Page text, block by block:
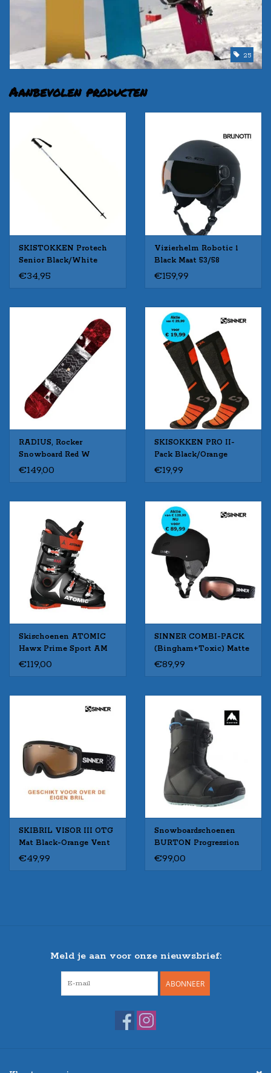
25
Aanbevolen producten
SKISTOKKEN Protech
Senior Black/White
€34,95
Vizierhelm Robotic 1
Black Maat 53/58
€159,99
RADIUS, Rocker
Snowboard Red W
Gebruikt 155cm
€149,00
SKISOKKEN PRO II-
Pack Black/Orange
€19,99
Skischoenen ATOMIC
Hawx Prime Sport AM
zw/rd Gebruikt
€119,00
SINNER COMBI-PACK
(Bingham+Toxic) Matte
Black
€89,99
SKIBRIL VISOR III OTG
Mat Black-Orange Vent
€49,99
Snowboardschoenen
BURTON Progression
Boa - WOMEN
€99,00
Meld je aan voor onze nieuwsbrief:
ABONNEER